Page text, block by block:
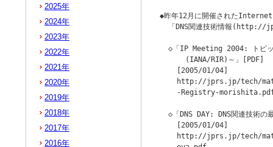
◆昨年12月に開催されたInternet
「DNS関連技術情報(http://
◇「IP Meeting 2004: トピ
      (IANA/RIR)～」[PDF]
    [2005/01/04]
http://jprs.jp/tech/
-Registry-
◇「DNS DAY: DNS関連技術の
    [2005/01/04]
http://jprs.jp/tech/
2025年
2024年
2023年
2022年
2021年
2020年
2019年
2018年
2017年
2016年